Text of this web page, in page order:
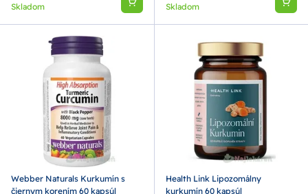
Skladom
Skladom
Webber Naturals Kurkumín s
čiernym korením 60 kapsúl
Health Link Lipozomálny
kurkumín 60 kapsúl